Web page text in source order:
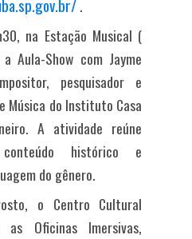
.
na Estação Musical (
Aula-Show com Jayme
pesquisador e
Música do Instituto Casa
A atividade reúne
conteúdo histórico e
do gênero.
o Centro Cultural
as Oficinas Imersivas,